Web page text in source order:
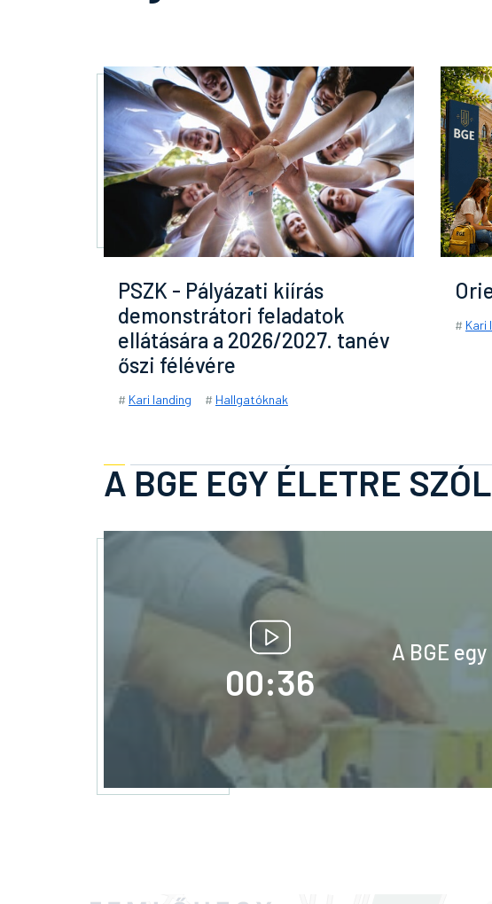
PSZK - Pályázati kiírás
demonstrátori feladatok
ellátására a 2026/2027. tanév
őszi félévére
# Kari landing # Hallgatóknak
# Kari
A BGE EGY ÉLETRE
00:36
A BGE